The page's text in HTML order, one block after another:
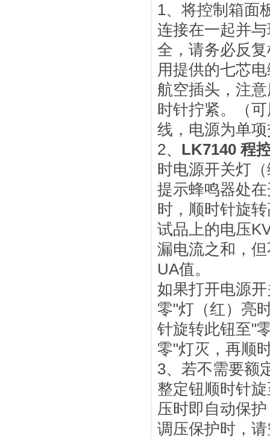
1、将控制箱面
连接在一起并
全，请务必反
用提供的七芯
航空插头，注
时针拧紧。（
线，电源为单
2、 LK7140 程
时电源开关灯
提示蜂鸣器处
时，顺时针旋
试品上的电压
漏电流之和，
UA值。
如果打开电源
零"灯（红）亮
针旋转此钮至"
零"灯灭，再顺
3、若不需要额
整定钮顺时针
压时即自动保
调压保护时，